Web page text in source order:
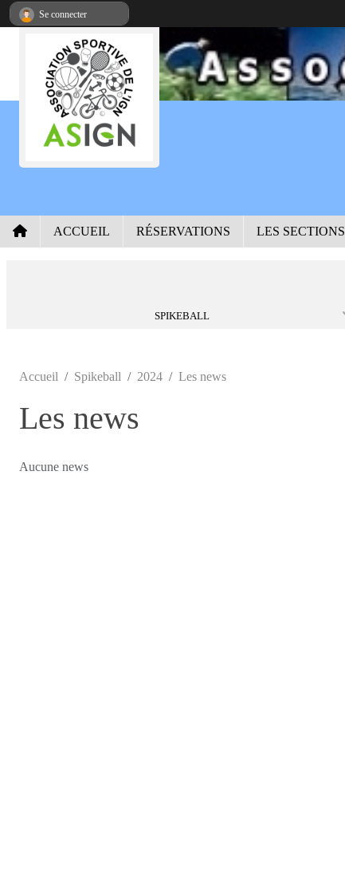
ACCUEIL RÉSERVATIONS LES SECTIONS
SPIKEBALL
Accueil Spikeball 2024 Les news
Les news
Aucune news
Se connecter
Panneau de gestion des cookies